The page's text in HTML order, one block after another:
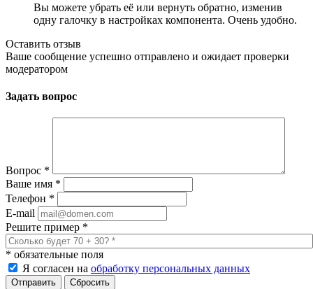
Вы можете убрать её или вернуть обратно, изменив
одну галочку в настройках компонента. Очень удобно.
Оставить отзыв
Ваше сообщение успешно отправлено и ожидает проверки
модератором
Задать вопрос
Вопрос *
Ваше имя *
Телефон *
E-mail
Решите пример *
* обязательные поля
Я согласен на обработку персональных данных
Сбросить